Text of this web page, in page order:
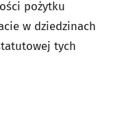
pożytku
w dziedzinach
tych